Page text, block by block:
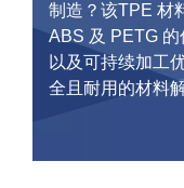
制造？该TPE 材
ABS 及 PETG
以及可持续加工
全且耐用的材料